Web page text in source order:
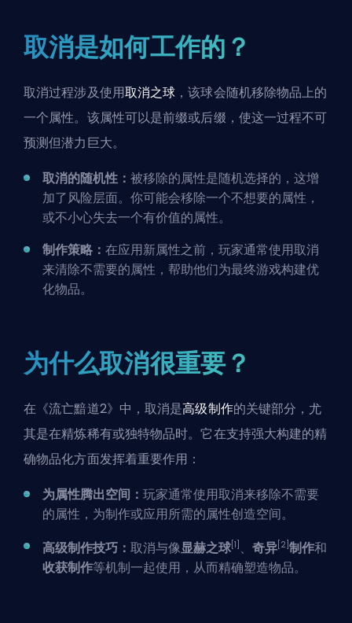
取消是如何工作的？
取消过程涉及使用取消之球 ，该球会随机移除物品上的
一个属性。该属性可以是前缀或后缀，使这一过程不可
预测但潜力巨大。
取消的随机性： 被移除的属性是随机选择的，这增
加了风险层面。你可能会移除一个不想要的属性，
或不小心失去一个有价值的属性。
制作策略： 在应用新属性之前，玩家通常使用取消
来清除不需要的属性，帮助他们为最终游戏构建优
化物品。
为什么取消很重要？
在《流亡黯道2》中，取消是高级制作的关键部分，尤
其是在精炼稀有或独特物品时。它在支持强大构建的精
确物品化方面发挥着重要作用：
为属性腾出空间： 玩家通常使用取消来移除不需要
的属性，为制作或应用所需的属性创造空间。
高级制作技巧： 取消与像显赫之球 [1] 、 奇异 [2] 制作和
收获制作等机制一起使用，从而精确塑造物品。